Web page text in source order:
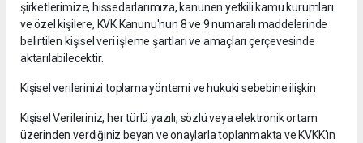
şirketlerimize, hissedarlarımıza, kanunen yetkili kamu kurumları
ve özel kişilere, KVK Kanunu'nun 8 ve 9 numaralı maddelerinde
belirtilen kişisel veri işleme şartları ve amaçları çerçevesinde
aktarılabilecektir.
Kişisel verilerinizi toplama yöntemi ve hukuki sebebine ilişkin
Kişisel Verileriniz, her türlü yazılı, sözlü veya elektronik ortam
üzerinden verdiğiniz beyan ve onaylarla toplanmakta ve KVKK'ın